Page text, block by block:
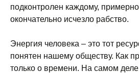
подконтролен каждому,
окончательно исчезло рабство.
Энергия человека – это тот
понятен нашему обществу. Как
только о времени. На самом